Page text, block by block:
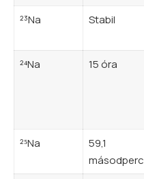
²³Na
Stabil
²⁴Na
15 óra
²⁵Na
59,1
másodperc